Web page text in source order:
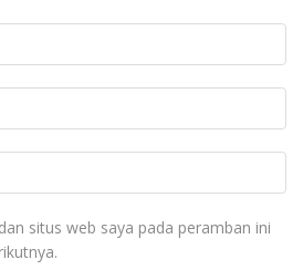
situs web saya pada peramban ini